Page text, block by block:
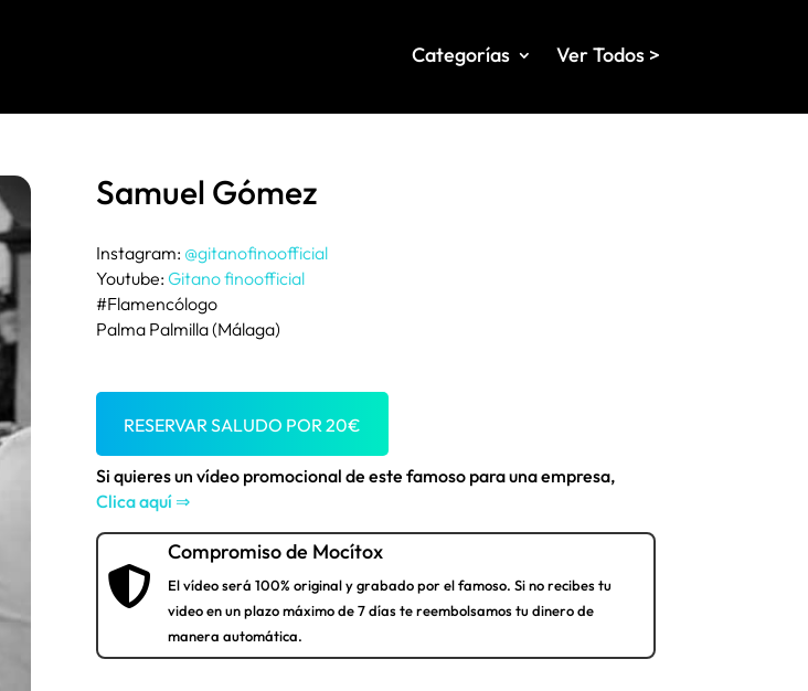
Categorías Ver Todos >
Samuel Gómez
Instagram: @gitanofinoofficial
Youtube:Gitano finoofficial
#Flamencólogo
Palma Palmilla (Málaga)
RESERVAR SALUDO POR20€
Si quieres un vídeo promocional de este famoso para una empresa,
Clica aquí ⇒

Compromiso de Mocítox
El vídeo será 100% original y grabado por el famoso. Si no recibes tu
video en un plazo máximo de 7 días te reembolsamos tu dinero de
manera automática.